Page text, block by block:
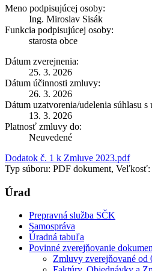
Meno podpisujúcej osoby:
Ing. Miroslav Sisák
Funkcia podpisujúcej osoby:
starosta obce
Dátum zverejnenia:
25. 3. 2026
Dátum účinnosti zmluvy:
26. 3. 2026
Dátum uzatvorenia/udelenia súhlasu
13. 3. 2026
Platnosť zmluvy do:
Neuvedené
Dodatok č. 1 k Zmluve 2023.pdf
Typ súboru: PDF dokument,
Úrad
Prepravná služba SČK
Samospráva
Úradná tabuľa
Povinné zverejňovanie
Zmluvy zverejňované od